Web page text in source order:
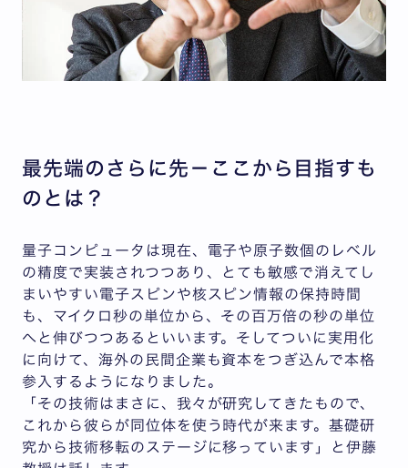
最先端のさらに先－ここから目指すも
のとは？
量子コンピュータは現在、電子や原子数個のレベル
の精度で実装されつつあり、とても敏感で消えてし
まいやすい電子スピンや核スピン情報の保持時間
も、マイクロ秒の単位から、その百万倍の秒の単位
へと伸びつつあるといいます。そしてついに実用化
に向けて、海外の民間企業も資本をつぎ込んで本格
参入するようになりました。
「その技術はまさに、我々が研究してきたもので、
これから彼らが同位体を使う時代が来ます。基礎研
究から技術移転のステージに移っています」と伊藤